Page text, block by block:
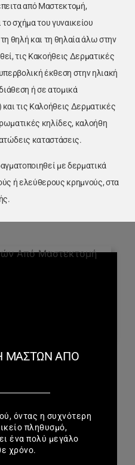
από Μαστεκτομή,
σχήμα του γυναικείου
θηλή και τη θηλαία άλω στην
τις Κακοήθεις Δερματικές
έκθεση στην ηλιακή
ή σε ατομικά
τις Καλοήθεις Δερματικές
κηλίδες, καλοήθη
καταστάσεις.
με δερματικά
ή ελεύθερους κρημνούς, στα
ΜΑΣΤΏΝ ΑΠΌ
όντας η συχνότερη
πληθυσμό,
ένα πολύ μεγάλο
χρόνο.